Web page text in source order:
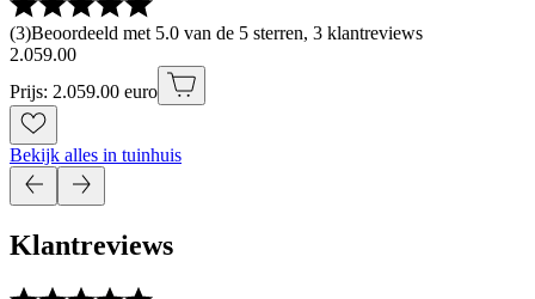
(3)Beoordeeld met 5.0 van de 5 sterren, 3 klantreviews
2.059.00
Prijs: 2.059.00 euro
Bekijk alles in tuinhuis
Klantreviews